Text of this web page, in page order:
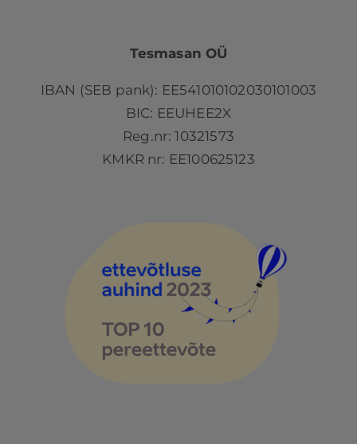
Tesmasan OÜ
IBAN (SEB pank): EE541010102030101003
BIC: EEUHEE2X
Reg.nr: 10321573
KMKR nr: EE100625123